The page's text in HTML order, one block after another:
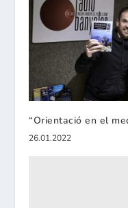
“Orientació en el
26.01.2022